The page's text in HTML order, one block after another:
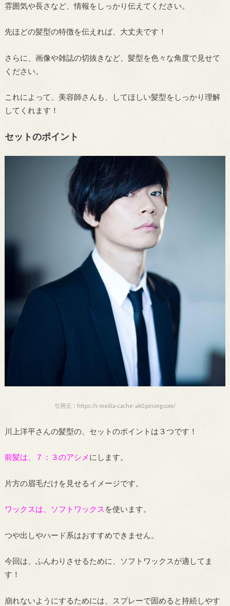
雰囲気や長さなど、情報をしっかり伝えてください。
先ほどの髪型の特徴を伝えれば、大丈夫です！
さらに、画像や雑誌の切抜きなど、髪型を色々な角度で見せて
ください。
これによって、美容師さんも、してほしい髪型をしっかり理解
してくれます！
セットのポイント
引用元：https://s-media-cache-ak0.pinimg.com/
川上洋平さんの髪型の、セットのポイントは３つです！
前髪は、７：３のアシメ にします。
片方の眉毛だけを見せるイメージです。
ワックスは、ソフトワックス を使います。
つや出しやハード系はおすすめできません。
今回は、ふんわりさせるために、ソフトワックスが適してま
す！
崩れないようにするためには、スプレーで固めると持続しやす